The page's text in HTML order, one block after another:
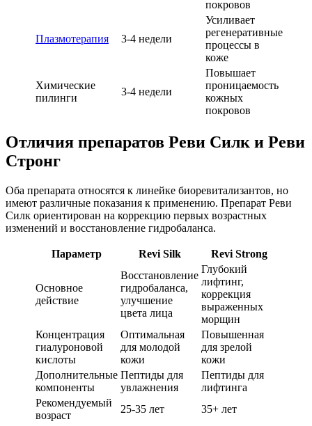
покровов
Плазмотерапия 3-4 недели
Усиливает
регенеративные
процессы в
коже
Химические
пилинги
3-4 недели
Повышает
проницаемость
кожных
покровов
Отличия препаратов Реви Силк и Реви
Стронг
Оба препарата относятся к линейке биоревитализантов, но
имеют различные показания к применению. Препарат Реви
Силк ориентирован на коррекцию первых возрастных
изменений и восстановление гидробаланса.
Параметр Revi Silk Revi Strong
Основное
действие
Восстановление
гидробаланса,
улучшение
цвета лица
Глубокий
лифтинг,
коррекция
выраженных
морщин
Концентрация
гиалуроновой
кислоты
Оптимальная
для молодой
кожи
Повышенная
для зрелой
кожи
Дополнительные
компоненты
Пептиды для
увлажнения
Пептиды для
лифтинга
Рекомендуемый
возраст
25-35 лет 35+ лет